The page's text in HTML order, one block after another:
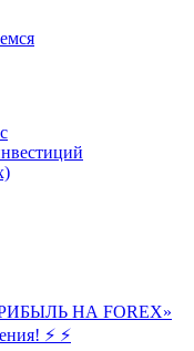
НА FOREX»
⚡ ⚡